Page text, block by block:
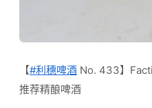
【#利穗啤酒 No. 433】
推荐精酿啤酒